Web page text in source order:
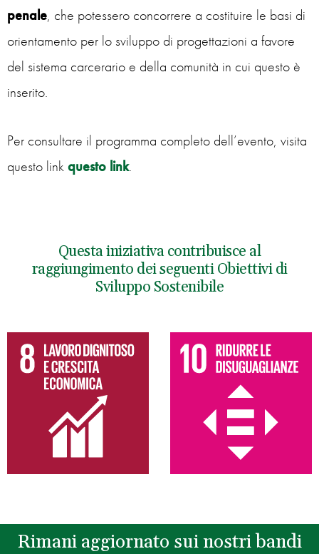
penale, che potessero concorrere a costituire le basi di
orientamento per lo sviluppo di progettazioni a favore
del sistema carcerario e della comunità in cui questo è
inserito.
Per consultare il programma completo dell’evento, visita
questo linkquesto link.
Questa iniziativa contribuisce al
raggiungimento dei seguenti Obiettivi di
Sviluppo Sostenibile
Rimani aggiornato sui nostri bandi